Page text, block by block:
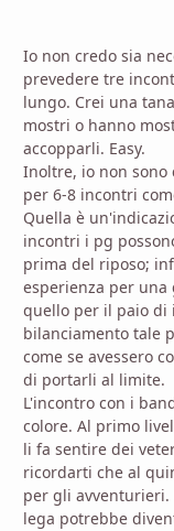
Io non credo sia
prevedere tre
lungo. Crei una
mostri o hanno
accopparli. Easy.
Inoltre, io non sono
per 6-8 incontri
Quella è
incontri i pg
prima del riposo;
esperienza per una
quello per il paio di
bilanciamento tale
come se avessero
di portarli al limite.
L'incontro con i
colore. Al primo
li fa sentire dei
ricordarti che al
per gli
lega potrebbe